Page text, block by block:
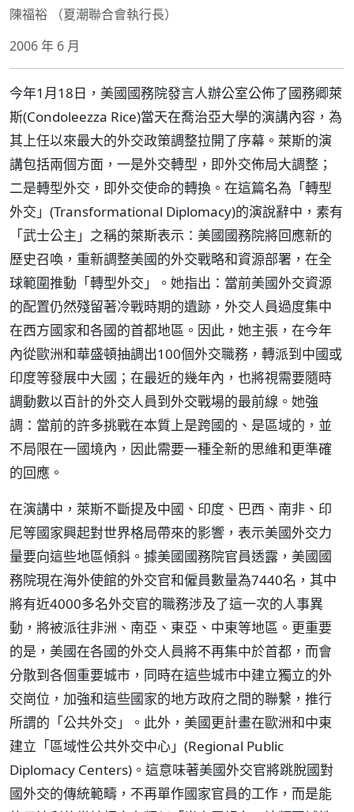
陳福裕 （夏潮聯合會執行長）
2006 年 6 月
今年1月18日，美國國務院發言人辦公室公佈了國務卿萊
斯(Condoleezza Rice)當天在喬治亞大學的演講內容，為
其上任以來最大的外交政策調整拉開了序幕。萊斯的演
講包括兩個方面，一是外交轉型，即外交佈局大調整；
二是轉型外交，即外交使命的轉換。在這篇名為「轉型
外交」(Transformational Diplomacy)的演說辭中，素有
「武士公主」之稱的萊斯表示：美國國務院將回應新的
歷史召喚，重新調整美國的外交戰略和資源部署，在全
球範圍推動「轉型外交」。她指出：當前美國外交資源
的配置仍然殘留著冷戰時期的遺跡，外交人員過度集中
在西方國家和各國的首都地區。因此，她主張，在今年
內從歐洲和華盛頓抽調出100個外交職務，轉派到中國或
印度等發展中大國；在最近的幾年內，也將視需要隨時
調動數以百計的外交人員到外交戰場的最前線。她強
調：當前的許多挑戰在本質上是跨國的、是區域的，並
不局限在一國境內，因此需要一種全新的思維和更準確
的回應。
在演講中，萊斯不斷提及中國、印度、巴西、南非、印
尼等國家興起對世界格局帶來的影響，表示美國外交力
量要向這些地區傾斜。據美國國務院官員透露，美國國
務院現在海外使館的外交官和僱員數量為7440名，其中
將有近4000多名外交官的職務涉及了這一次的人事異
動，將被派往非洲、南亞、東亞、中東等地區。更重要
的是，美國在各國的外交人員將不再集中於首都，而會
分散到各個重要城市，同時在這些城市中建立獨立的外
交崗位，加強和這些國家的地方政府之間的聯繫，推行
所謂的「公共外交」。此外，美國更計畫在歐洲和中東
建立「區域性公共外交中心」(Regional Public
Diplomacy Centers)。這意味著美國外交官將跳脫國對
國外交的傳統範疇，不再單作國家官員的工作，而是能